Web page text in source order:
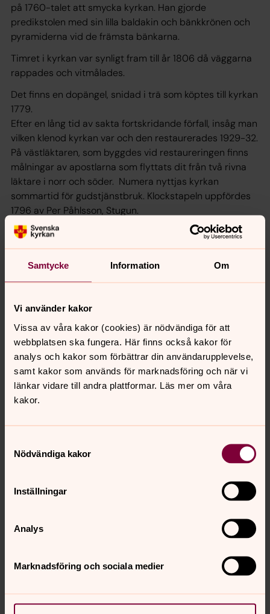
Samtycke Information Om
Vi använder kakor
Vissa av våra kakor (cookies) är nödvändiga för att
webbplatsen ska fungera. Här finns också kakor för
analys och kakor som förbättrar din användarupplevelse,
samt kakor som används för marknadsföring och när vi
länkar vidare till andra plattformar. Läs mer om våra
kakor.
Nödvändiga kakor
Inställningar
Analys
Marknadsföring och sociala medier
på 1760-talet att smycka kyrkan. Han gjorde
predikstolen med sin lilla baldakin och bänkkrönen och
pyramiderna vid de främsta bänkarna.
Timret i kyrkan var synligt fram till år 1806 då väggarna
rappades och vitmålades.
Det finns en dopängel, snidad i trä som köptes till kyrkan
1779.
Efter en lång tid av sakta fortskridande förfall, insåg man
vilken klenod kyrkan var och den restaurerades 1929-32.
På västläktaren, som byggdes vid restaureringen finns
målningar av apostlarna som flyttats dit från två rivna
läktare i norr och söder. Numera nyttjas kyrkan
sommartid för gudstjänstbruk. Klockstapeln uppfördes
1796 av Per Påhlsson, Stugun.
Vill ni besöka kyrkor i
Svegsbygdens församling?
Församlingens kyrkor är för det mesta låsta men
det går bra att kontakta församlingsexpeditionen
för att boka en tid för besök.
I den mån vi kan, ordnar vi så att en vaktmästare
öppnar kyrkan.
Svegsbygdens församling
svegsbygdens.forsamling@svenskakyrkan.se
Senast ändrad 7 maj 2025
Dela